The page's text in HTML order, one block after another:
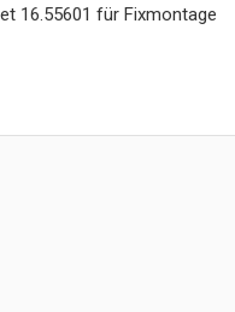
16.55601 für Fixmontage